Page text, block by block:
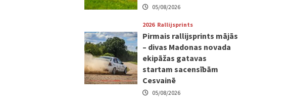
05/08/2026
2026 Rallijsprints
Pirmais rallijsprints mājās
– divas Madonas novada
ekipāžas gatavas
startam sacensībām
Cesvainē
05/08/2026